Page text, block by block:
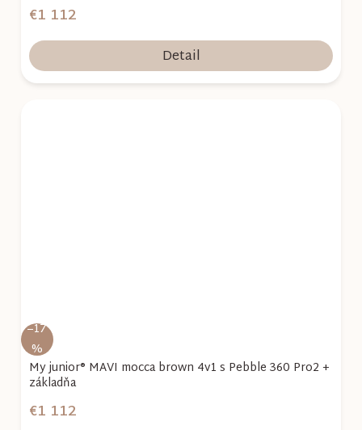
€1 112
Detail
–17
%
My junior® MAVI mocca brown 4v1 s Pebble 360 Pro2 +
základňa
€1 112